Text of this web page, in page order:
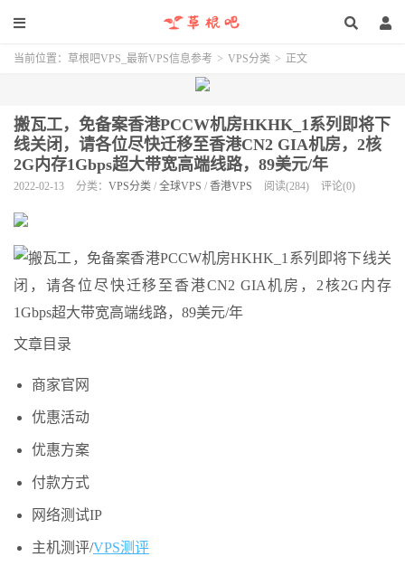
当前位置： 草根吧VPS_最新VPS信息参考 > VPS分类 > 正文
搬瓦工，免备案香港PCCW机房HKHK_1系列即将下
线关闭，请各位尽快迁移至香港CN2 GIA机房，2核
2G内存1Gbps超大带宽高端线路，89美元/年
2022-02-13 分类： VPS分类 / 全球VPS / 香港VPS 阅读(284) 评论(0)
文章目录
商家官网
优惠活动
优惠方案
付款方式
网络测试IP
主机测评/VPS测评